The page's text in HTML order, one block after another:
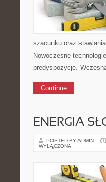
szacunku oraz
Nowoczesne
predyspozycje.
Continue
ENERGIA
POSTED BY ADMIN
WYŁĄCZONA